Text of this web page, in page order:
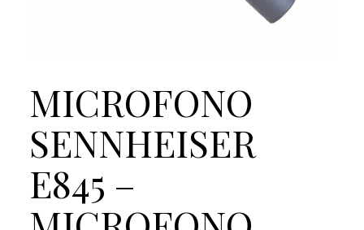
MICROFONO
SENNHEISER
E845 –